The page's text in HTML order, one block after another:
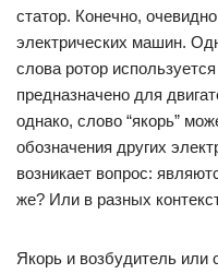
статор. Конечно,
электрических машин.
слова ротор
предназначено для
однако, слово “якорь”
обозначения других
возникает вопрос:
же? Или в разных
Якорь и возбудитель или